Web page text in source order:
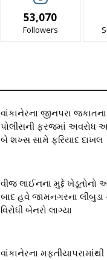
53,070
Followers
વાંકાનેરના જીનપરા
પોલીસની ફરજમાં અવરોધ
બે શખ્સ સામે ફરિયાદ દાખલ
વીજ લાઈનના મુદ્દે ખેડૂતોનો
બાદ હવે જામનગરના લીંબુડા
વિરોધી બેનરો લાગ્યા
વાંકાનેરના